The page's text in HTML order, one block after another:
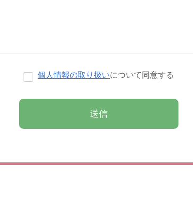
個人情報の取り扱いについて同意する